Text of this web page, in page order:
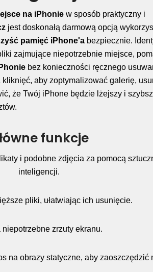
na iPhonie w sposób praktyczny i
jest doskonałą darmową opcją
pamięć iPhone'a bezpiecznie.
zajmujące niepotrzebnie miejsce,
bez konieczności ręcznego
aby zoptymalizować galerię,
że Twój iPhone będzie lżejszy i
funkcje
i podobne zdjęcia za pomocą
inteligencji.
pliki, ułatwiając ich usunięcie.
niepotrzebne zrzuty ekranu.
na obrazy statyczne, aby zaoszczędzić